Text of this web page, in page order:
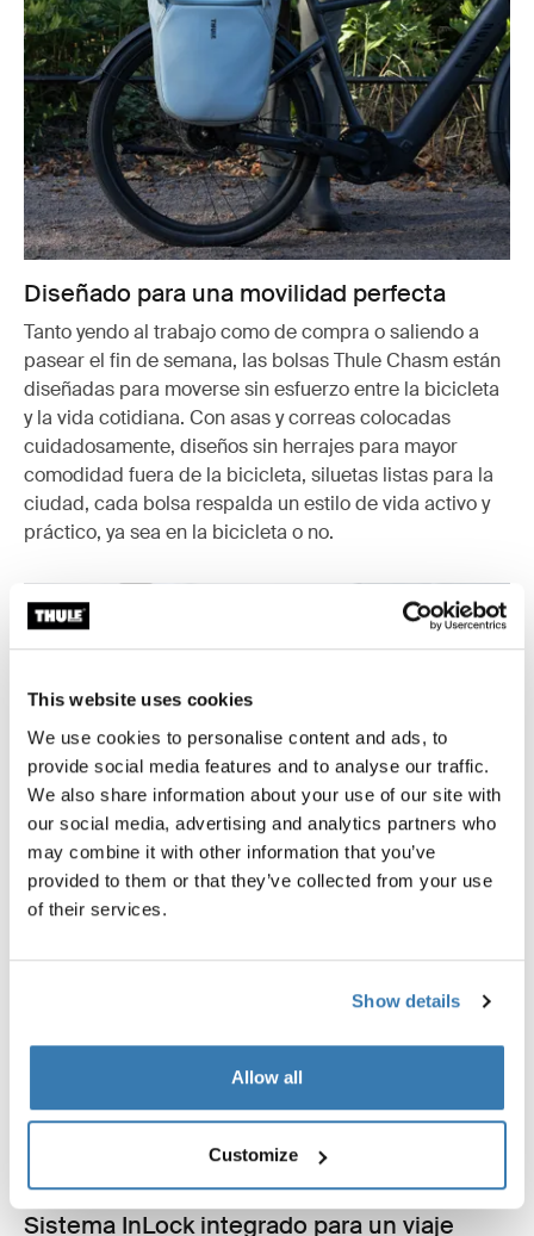
This website uses cookies
We use cookies to personalise content and ads, to
provide social media features and to analyse our traffic.
We also share information about your use of our site with
our social media, advertising and analytics partners who
may combine it with other information that you’ve
provided to them or that they’ve collected from your use
of their services.
Show details
Allow all
Customize
Diseñado para una movilidad perfecta
Tanto yendo al trabajo como de compra o saliendo a
pasear el fin de semana, las bolsas Thule Chasm están
diseñadas para moverse sin esfuerzo entre la bicicleta
y la vida cotidiana. Con asas y correas colocadas
cuidadosamente, diseños sin herrajes para mayor
comodidad fuera de la bicicleta, siluetas listas para la
ciudad, cada bolsa respalda un estilo de vida activo y
práctico, ya sea en la bicicleta o no.
Sistema InLock integrado para un viaje